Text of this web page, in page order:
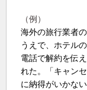
（例）
海外の旅行業者
うえで、ホテル
電話で解約を伝
れた。「キャン
に納得がいかない